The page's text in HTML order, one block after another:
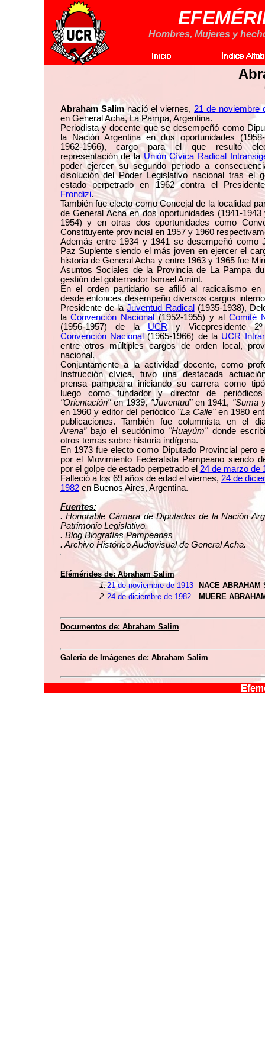
Hombres, Mujeres y
Abraham Salimnació el viernes, 21 de noviembre
en General Acha, La Pampa, Argentina.
Periodista y docente que se desempeñó como
la Nación Argentina en dos oportunidades
1962-1966), cargo para el que resultó
representación de la Unión Cívica Radical
poder ejercer su segundo periodo a
disolución del Poder Legislativo nacional tras el
estado perpetrado en 1962 contra el
Frondizi.
También fue electo como Concejal de la localidad
de General Acha en dos oportunidades (1941-1943
1954) y en otras dos oportunidades como
Constituyente provincial en 1957 y 1960
Además entre 1934 y 1941 se desempeñó como
Paz Suplente siendo el más joven en ejercer el
historia de General Acha y entre 1963 y 1965 fue
Asuntos Sociales de la Provincia de La Pampa
gestión del gobernador Ismael Amint.
En el orden partidario se afilió al radicalismo en
desde entonces desempeño diversos cargos
Presidente de laJuventud Radical (1935-1938),
laConvención Nacional (1952-1955) y al Comité
(1956-1957) de la UCRy Vicepresidente
Convención Nacional (1965-1966) de la UCR
entre otros múltiples cargos de orden local,
nacional.
Conjuntamente a la actividad docente, como
Instrucción cívica, tuvo una destacada
prensa pampeana iniciando su carrera como
luego como fundador y director de
"Orientación"en 1939,"Juventud"en 1941, "Suma
en 1960 y editor del periódico "La Calle"en 1980
publicaciones. También fue columnista en el
Arena”bajo el seudónimo "Huayúm"donde
otros temas sobre historia indígena.
En 1973 fue electo como Diputado Provincial pero
por el Movimiento Federalista Pampeano siendo
por el golpe de estado perpetrado el 24 de marzo de
Falleció a los 69 años de edad el viernes, 24 de
1982en Buenos Aires, Argentina.
Fuentes:
. Honorable Cámara de Diputados de la Nación
Patrimonio Legislativo.
. Blog Biografías Pampeanas
. Archivo Histórico Audiovisual de General Acha.
Efémérides de: Abraham Salim
1.21 de noviembre de 1913
NACE ABRAHAM
2. 24 de diciembre de 1982 MUERE
Documentos de: Abraham Salim
Galería de Imágenes de: Abraham Salim